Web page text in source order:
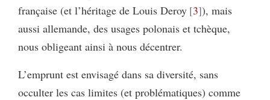
française (et l’héritage de Louis Deroy 3 ), mais
aussi allemande, des usages polonais et tchèque,
nous obligeant ainsi à nous décentrer.
L’emprunt est envisagé dans sa diversité, sans
occulter les cas limites (et problématiques) comme